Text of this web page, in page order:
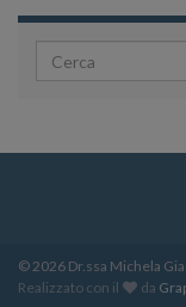
Search for:
© 2026 Dr.ssa Michela
Realizzato con il
da